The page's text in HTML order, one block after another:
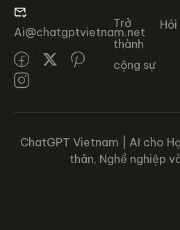
Ai@chatgptvietnam.net
Trở
thành
cộng sự
ChatGPT Vietnam | AI cho
thân, Nghề nghiệp